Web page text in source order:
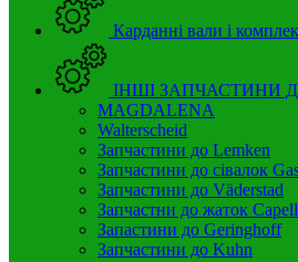
Карданні вали і
ІНШІ ЗАПЧАСТИНИ
MAGDALENA
Walterscheid
Запчастини до Lemken
Запчастини до сівалок
Запчастини до Väderstad
Запчастни до жаток
Запастини до Geringhoff
Запчастини до Kuhn